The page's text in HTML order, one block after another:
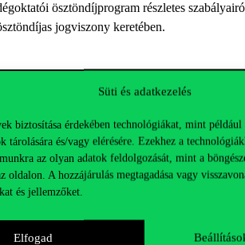
Süti és adatkezelés
biztosítása érdekében technológiákat, mint például
tárolására és/vagy elérésére. Ezekhez a
az olyan adatok feldolgozását, mint a
oldalon. A hozzájárulás megtagadása vagy
és jellemzőket.
Elfogad
ösztöndíjprogram részletes
jogviszony keretében.